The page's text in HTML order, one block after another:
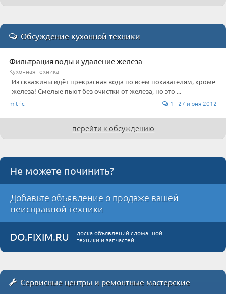
Обсуждение кухонной техники
Фильтрация воды и удаление железа
Кухонная техника
Из скважины идёт прекрасная вода по всем показателям, кроме
железа! Смелые пьют без очистки от железа, но это ...
mitric 1 27 июня 2012
перейти к обсуждению
Не можете починить?
Добавьте объявление о продаже вашей
неисправной техники
DO.FIXIM.RU
доска объявлений сломанной
техники и запчастей
Сервисные центры и ремонтные мастерские